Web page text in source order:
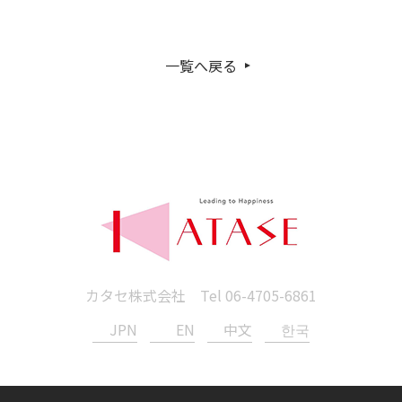
一覧へ戻る
カタセ株式会社 Tel 06-4705-6861
JPN
EN 中文 한국